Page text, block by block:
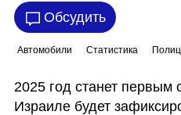
Обсудить
Автомобили Статистика
2025 год станет первым
Израиле будет